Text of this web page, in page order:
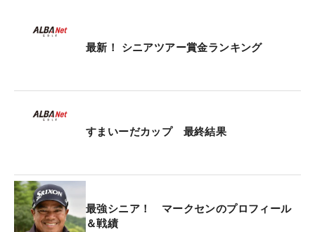
最新！ シニアツアー賞金ランキング
すまいーだカップ 最終結果
最強シニア！ マークセンのプロフィール
＆戦績